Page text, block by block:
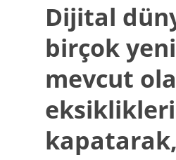
Dijital
birçok yeni
mevcut
kapatarak,